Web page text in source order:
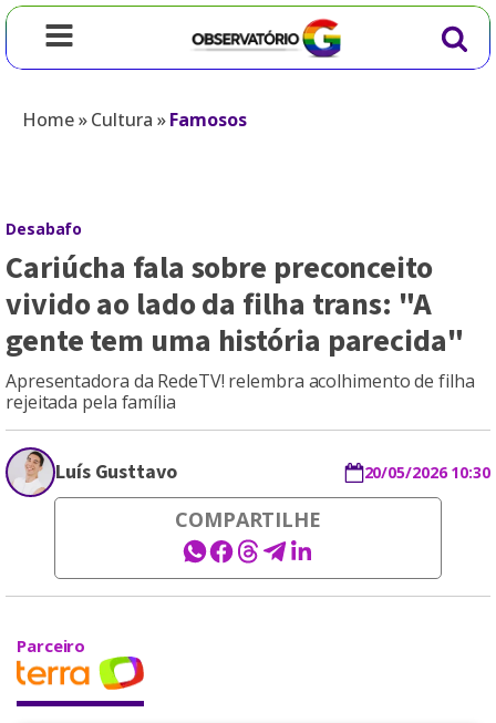
Home»Cultura »Famosos
Desabafo
Cariúcha fala sobre preconceito
vivido ao lado da filha trans: "A
gente tem uma história parecida"
Apresentadora da RedeTV! relembra acolhimento de filha
rejeitada pela família
Luís Gusttavo 20/05/2026 10:30
COMPARTILHE
Parceiro